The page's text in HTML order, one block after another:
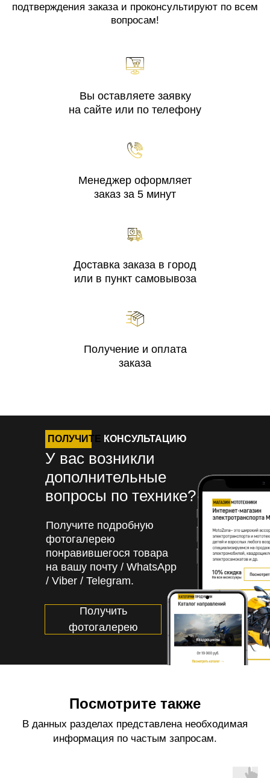
подтверждения заказа и проконсультируют по всем
вопросам!
Вы оставляете заявку
на сайте или по телефону
Менеджер оформляет
заказ за 5 минут
Доставка заказа в город
или в пункт самовывоза
Получение и оплата
заказа
Получите подробную
фотогалерею
понравившегося товара
на вашу почту / WhatsApp
/ Viber / Telegram.
Получить
фотогалерею
У вас возникли
дополнительные
вопросы по технике?
ПОЛУЧИТЕ КОНСУЛЬТАЦИЮ
Посмотрите также
В данных разделах представлена необходимая
информация по частым запросам.